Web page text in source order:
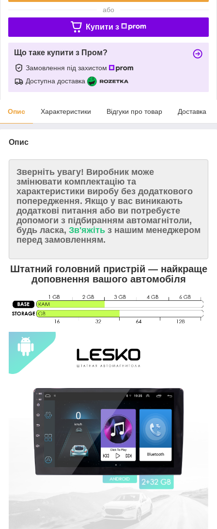
або
Купити з
Що таке купити з Пром?
Замовлення під захистом
Доступна доставка
Опис Характеристики Відгуки про товар Доставка
Опис
Зверніть увагу! Виробник може
змінювати комплектацію та
характеристики виробу без додаткового
попередження. Якщо у вас виникають
додаткові питання або ви потребуєте
допомоги з підбиранням автомагнітоли,
будь ласка, Зв'яжіть з нашим менеджером
перед замовленням.
Штатний головний пристрій — найкраще
доповнення вашого автомобіля